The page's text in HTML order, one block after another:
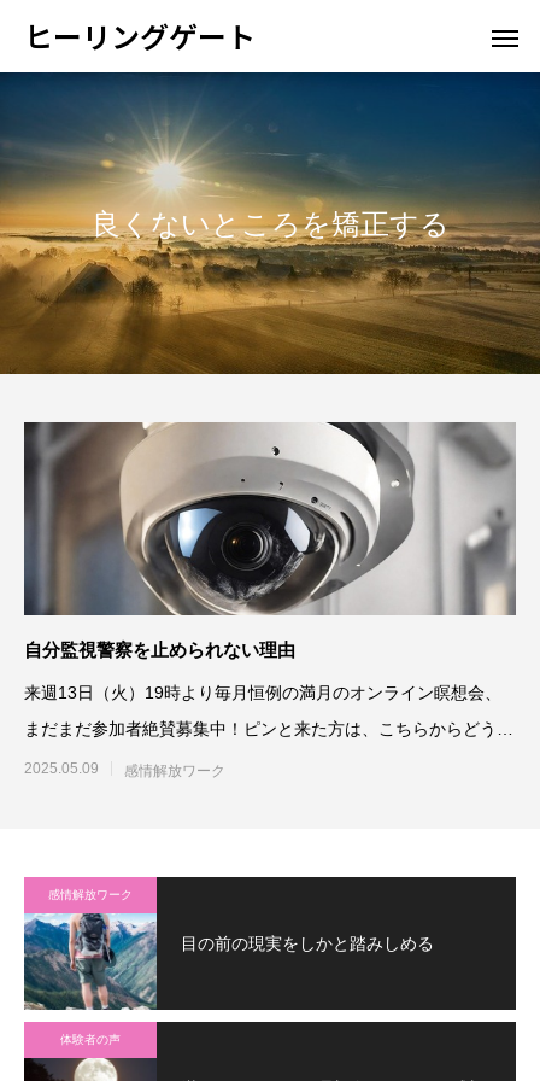
ヒーリングゲート
良くないところを矯正する
自分監視警察を止められない理由
来週13日（火）19時より毎月恒例の満月のオンライン瞑想会、
まだまだ参加者絶賛募集中！ピンと来た方は、こちらからどう
ぞ。⇒満月のオ
2025.05.09 感情解放ワーク
感情解放ワーク
目の前の現実をしかと踏みしめる
体験者の声